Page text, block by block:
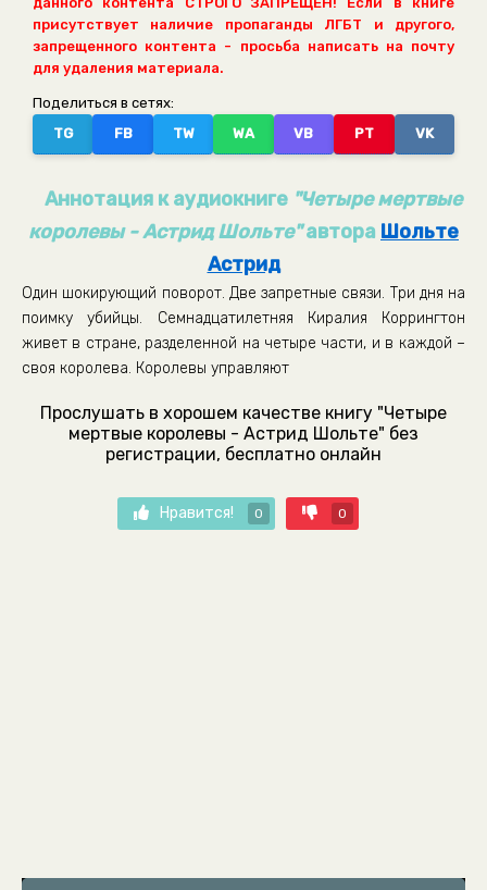
присутствует наличие пропаганды ЛГБТ и другого,
запрещенного контента - просьба написать на почту
для удаления материала.
Поделиться в сетях:
TG
FB TW WA VB PT VK
Аннотация к аудиокниге "Четыре мертвые
королевы - Астрид Шольте"автора Шольте
Астрид
Один шокирующий поворот. Две запретные связи. Три дня на
поимку убийцы. Семнадцатилетняя Киралия Коррингтон
живет в стране, разделенной на четыре части, и в каждой –
своя королева. Королевы управляют
Прослушать в хорошем качестве книгу "Четыре
мертвые королевы - Астрид Шольте" без
регистрации, бесплатно онлайн
Нравится! 0 0